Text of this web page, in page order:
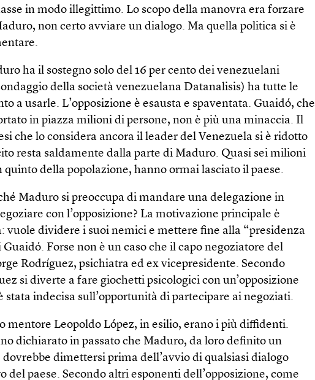
in modo illegittimo. Lo scopo della manovra era forzare
non certo avviare un dialogo. Ma quella politica si è
ha il sostegno solo del 16 per cento dei venezuelani
della società venezuelana Datanalisis) ha tutte le
a usarle. L’opposizione è esausta e spaventata. Guaidó, che
in piazza milioni di persone, non è più una minaccia. Il
che lo considera ancora il leader del Venezuela si è ridotto
resta saldamente dalla parte di Maduro. Quasi sei milioni
quinto della popolazione, hanno ormai lasciato il paese.
Maduro si preoccupa di mandare una delegazione in
con l’opposizione? La motivazione principale è
vuole dividere i suoi nemici e mettere fine alla “presidenza
Forse non è un caso che il capo negoziatore del
Rodríguez, psichiatra ed ex vicepresidente. Secondo
si diverte a fare giochetti psicologici con un’opposizione
stata indecisa sull’opportunità di partecipare ai negoziati.
mentore Leopoldo López, in esilio, erano i più diffidenti.
dichiarato in passato che Maduro, da loro definito un
dovrebbe dimettersi prima dell’avvio di qualsiasi dialogo
del ­paese. Secondo altri esponenti dell’opposizione, come